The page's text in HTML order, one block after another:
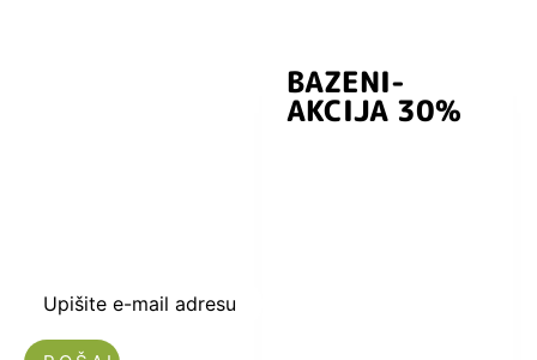
Upišite e-mail adresu
BAZENI-
AKCIJA 30%